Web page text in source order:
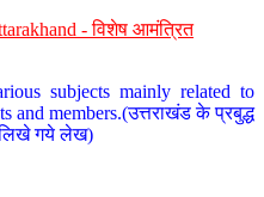
- विशेष आमंत्रित
subjects mainly related to
and members.(उत्तराखंड के प्रबुद्ध
लिखे गये लेख)